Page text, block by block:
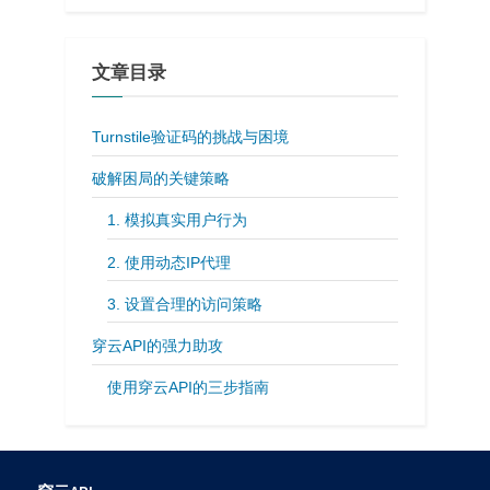
文章目录
Turnstile验证码的挑战与困境
破解困局的关键策略
1. 模拟真实用户行为
2. 使用动态IP代理
3. 设置合理的访问策略
穿云API的强力助攻
使用穿云API的三步指南